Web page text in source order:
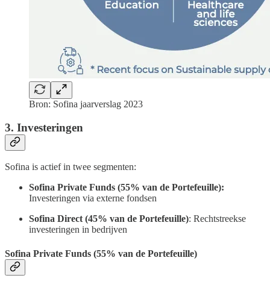
Bron: Sofina jaarverslag 2023
3. Investeringen
Sofina is actief in twee segmenten:
Sofina Private Funds (55% van de Portefeuille):
Investeringen via externe fondsen
Sofina Direct (45% van de Portefeuille): Rechtstreekse
investeringen in bedrijven
Sofina Private Funds (55% van de Portefeuille)